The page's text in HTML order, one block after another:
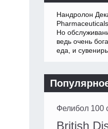
Нандролон
Но
ведь очень
еда, и
Фелибол 100
British